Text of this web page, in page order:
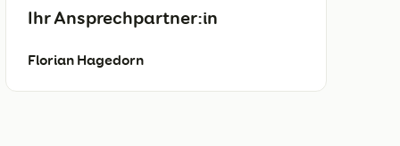
Ihr Ansprechpartner:in
Florian Hagedorn